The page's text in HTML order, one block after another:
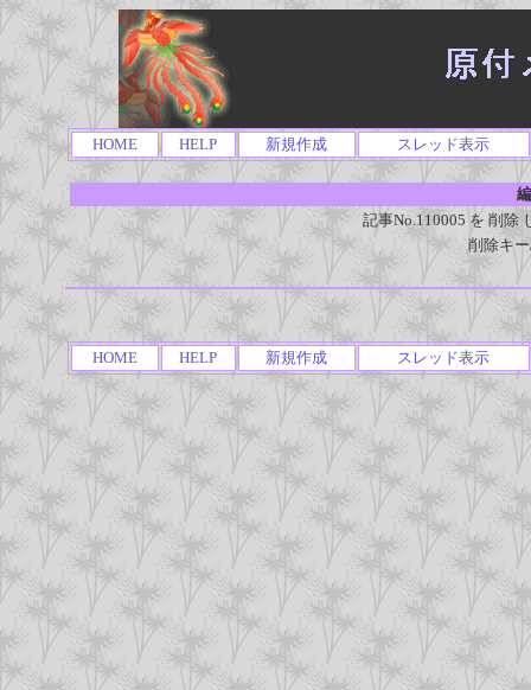
HOME HELP 新規作成 スレッド表示
記事No.110005 を 削除
削除キ
HOME HELP 新規作成 スレッド表示